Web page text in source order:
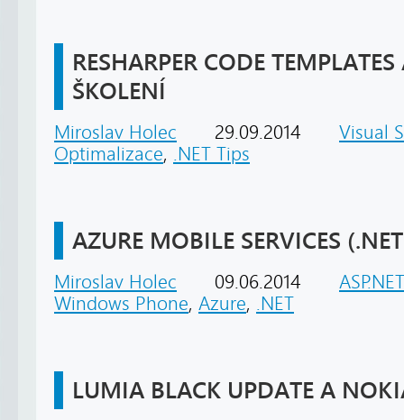
RESHARPER CODE
ŠKOLENÍ
Miroslav Holec 29.09.2014
Visual
Optimalizace, .NET Tips
AZURE MOBILE SERVICES
Miroslav Holec 09.06.2014
Windows Phone, Azure, .NET
LUMIA BLACK UPDATE A